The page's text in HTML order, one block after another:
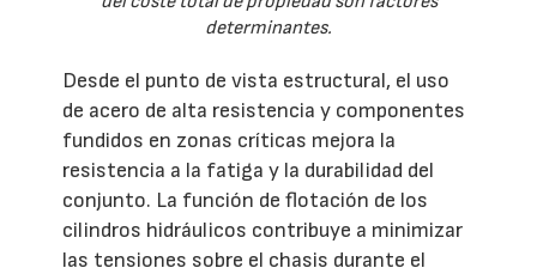
determinantes.
Desde el punto de vista estructural, el uso
de acero de alta resistencia y componentes
fundidos en zonas críticas mejora la
resistencia a la fatiga y la durabilidad del
conjunto. La función de flotación de los
cilindros hidráulicos contribuye a minimizar
las tensiones sobre el chasis durante el